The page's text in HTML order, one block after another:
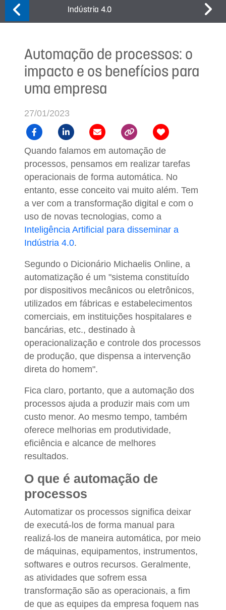
Indústria 4.0 Cases
Automação de processos: o
impacto e os benefícios para
uma empresa
27/01/2023
Quando falamos em automação de
processos, pensamos em realizar tarefas
operacionais de forma automática. No
entanto, esse conceito vai muito além. Tem
a ver com a transformação digital e com o
uso de novas tecnologias, como a
Inteligência Artificial para disseminar a
Indústria 4.0.
Segundo o Dicionário Michaelis Online, a
automatização é um "sistema constituído
por dispositivos mecânicos ou eletrônicos,
utilizados em fábricas e estabelecimentos
comerciais, em instituições hospitalares e
bancárias, etc., destinado à
operacionalização e controle dos processos
de produção, que dispensa a intervenção
direta do homem".
Fica claro, portanto, que a automação dos
processos ajuda a produzir mais com um
custo menor. Ao mesmo tempo, também
oferece melhorias em produtividade,
eficiência e alcance de melhores
resultados.
O que é automação de
processos
Automatizar os processos significa deixar
de executá-los de forma manual para
realizá-los de maneira automática, por meio
de máquinas, equipamentos, instrumentos,
softwares e outros recursos. Geralmente,
as atividades que sofrem essa
transformação são as operacionais, a fim
de que as equipes da empresa foquem nas